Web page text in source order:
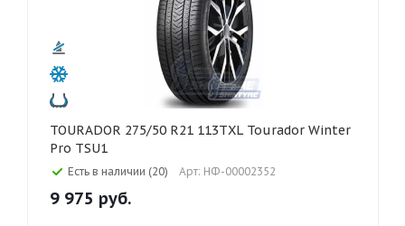
TOURADOR 275/50 R21 113TXL Tourador Winter
Pro TSU1
Есть в наличии (20) Арт: НФ-00002352
9 975 руб.